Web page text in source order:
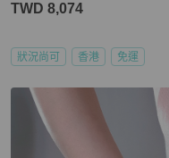
TWD 8,074
狀況尚可 香港 免運